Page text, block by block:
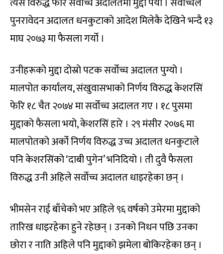
पुनरावेदन अदालत धनकुटाको आदेश मिलेकै देखिने भन्दै १३
माघ २०७३ मा फैसला गर्यो ।
उनीहरूको मुद्दा दोस्रो पटक सर्वोच्च अदालत पुग्यो ।
मालपोत कार्यालय, संखुवासभाको निर्णय विरुद्ध केशरसिं
फेरि १८ चैत २०७४ मा सर्वोच्च अदालत गए । १८ पुसमा
मुद्दाको फैसला भयो, केशरसिं हारे । २९ मंसीर २०७६ मा
मालपोतको अर्को निर्णय विरुद्ध उच्च अदालत धनकुटाले
पनि केशरसिंको ‘दाबी पुगेन’ भनिदियो । ती दुवै फैसला
विरुद्ध उनी अहिले सर्वोच्च अदालत धाइरहेका छन् ।
भीमसेन राई बाँचेको भए अहिले ९६ वर्षको उमेरमा मुद्दाको
तारिख धाइरहेका हुने रहेछन् । उनको निधन पछि उनका
छोरा र नाति अहिले पनि मुद्दाको झमेला बोकिरहेका छन् ।